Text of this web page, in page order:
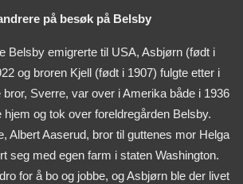
på besøk på Belsby
Belsby emigrerte til USA, Asbjørn (født i
og broren Kjell (født i 1907) fulgte etter i
Sverre, var over i Amerika både i 1936
og tok over foreldregården Belsby.
Albert Aaserud, bror til guttenes mor Helga
seg med egen farm i staten Washington.
for å bo og jobbe, og Asbjørn ble der livet